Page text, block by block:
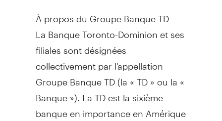
À propos du Groupe Banque TD
La Banque Toronto-Dominion et ses
filiales sont désignées
collectivement par l'appellation
Groupe Banque TD (la « TD » ou la «
Banque »). La TD est la sixième
banque en importance en Amérique